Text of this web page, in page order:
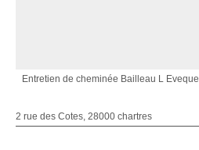
Entretien de cheminée Bailleau L Eveque
2 rue des Cotes, 28000 chartres